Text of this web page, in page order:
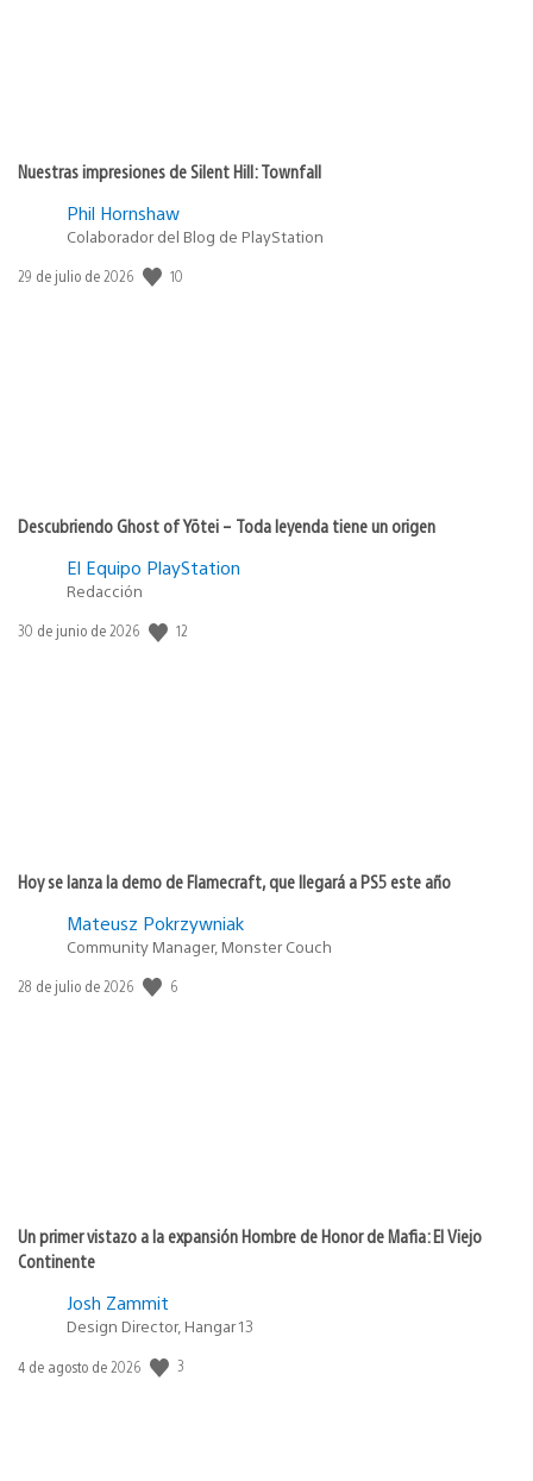
Nuestras impresiones de Silent Hill: Townfall
Phil Hornshaw
Colaborador del Blog de PlayStation
Fecha
29 de julio de 2026 10
Descubriendo Ghost of Yōtei – Toda leyenda tiene un origen
El Equipo PlayStation
Redacción
Fecha
30 de junio de 2026 12
Hoy se lanza la demo de Flamecraft, que llegará a PS5 este año
Mateusz Pokrzywniak
Community Manager, Monster Couch
Fecha
28 de julio de 2026 6
Un primer vistazo a la expansión Hombre de Honor de Mafia: El Viejo
Continente
Josh Zammit
Design Director, Hangar 13
Fecha
4 de agosto de 2026 3